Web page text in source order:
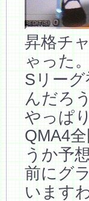
昇格チ
ゃった。
Sリー
んだろ
やっぱ
QMA4
うか予
前にグ
いますわ